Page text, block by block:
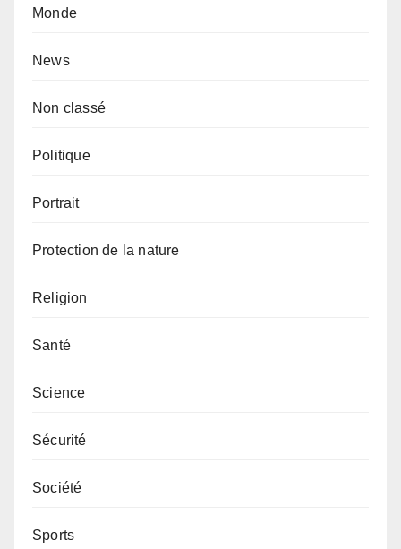
Monde
News
Non classé
Politique
Portrait
Protection de la nature
Religion
Santé
Science
Sécurité
Société
Sports